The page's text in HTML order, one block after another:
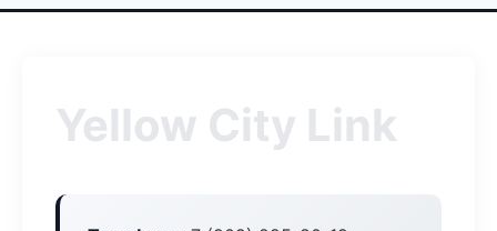
Yellow City Link